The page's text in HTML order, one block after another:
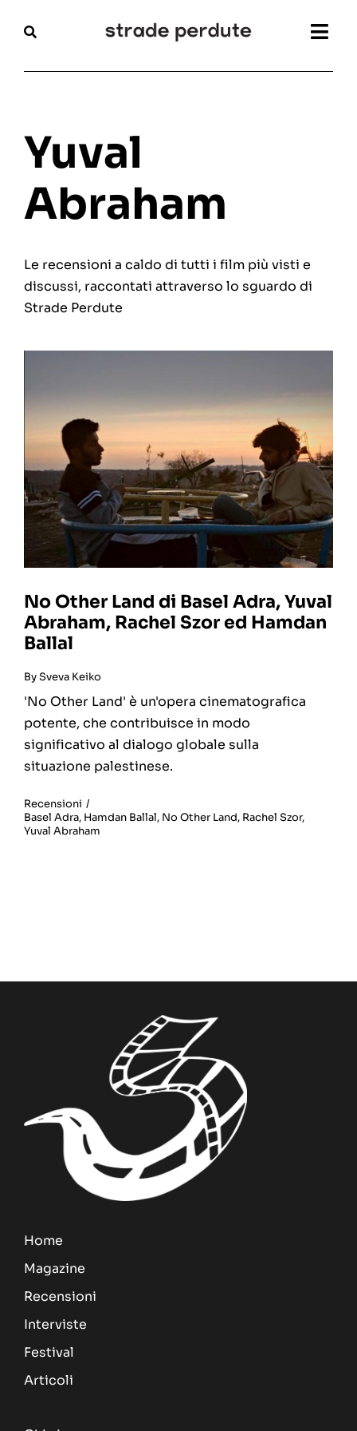
Magazine
Interviste
Festival
Articoli
Yuval
Abraham
Le recensioni a caldo di tutti i film più visti e
discussi, raccontati attraverso lo sguardo di
Strade Perdute
No Other Land di Basel Adra, Yuval
Abraham, Rachel Szor ed Hamdan
Ballal
BySveva Keiko
'No Other Land' è un'opera cinematografica
potente, che contribuisce in modo
significativo al dialogo globale sulla
situazione palestinese.
Recensioni /
Basel Adra, Hamdan Ballal, No Other Land, Rachel Szor,
Yuval Abraham
Home
Magazine
Recensioni
Interviste
Festival
Articoli